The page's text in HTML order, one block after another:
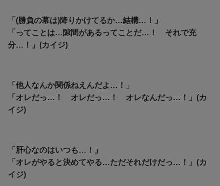
「(勝負の幕は)降りかけてるか…結構…！」
「ってことは…隙間があるってことだ…！ それで充
分…！」(カイジ)
「他人なんか関係ねえんだよ…！」
「オレだっ…！ オレだっ…！ オレなんだっ…！」(カ
イジ)
「肝心なのはいつも…！」
「オレがやると決めてやる…ただそれだけだっ…！」(カ
イジ)